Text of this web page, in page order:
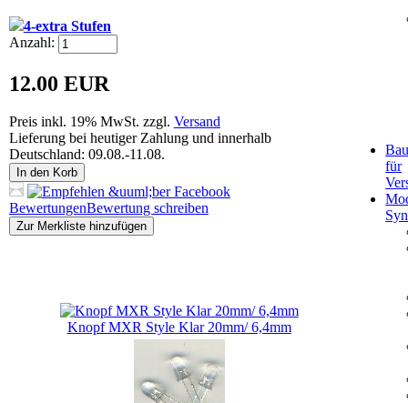
4-extra Stufen
Anzahl:
12.00 EUR
Preis inkl. 19% MwSt. zzgl. Versand
Lieferung bei heutiger Zahlung und innerhalb
Deutschland: 09.08.-11.08.
In den Korb
BewertungenBewertung schreiben
Zur Merkliste hinzufügen
Knopf MXR Style Klar 20mm/ 6,4mm
für